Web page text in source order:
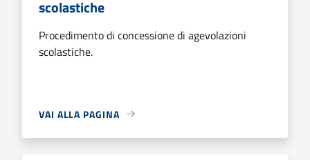
scolastiche
Procedimento di concessione di agevolazioni
scolastiche.
VAI ALLA PAGINA